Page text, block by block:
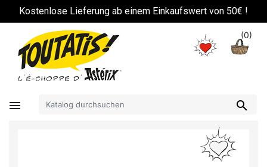
Kostenlose Lieferung ab einem Einkaufswert von 50€ !
(0)
 